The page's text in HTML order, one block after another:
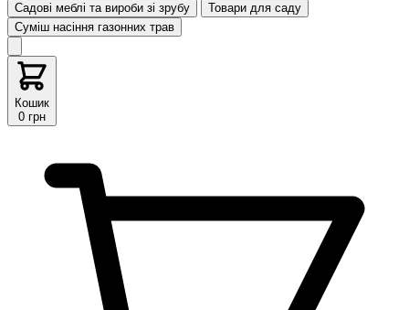
Садові меблі та вироби зі зрубу
Товари для саду
Суміш насіння газонних трав
Кошик
0 грн